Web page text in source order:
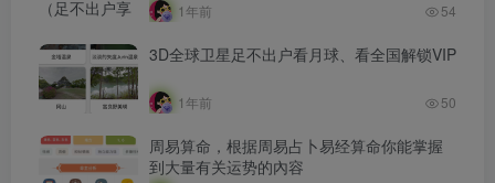
1年前 54
3D全球卫星足不出户看月球、看全国解锁VIP
1年前 50
周易算命，根据周易占卜易经算命你能掌握
到大量有关运势的內容